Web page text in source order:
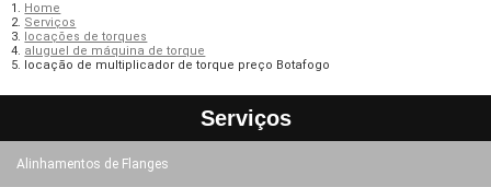
Home
Serviços
locações de torques
aluguel de máquina de torque
locação de multiplicador de torque preço Botafogo
Serviços
Alinhamentos de Flanges